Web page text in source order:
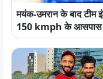
मयंक-उमरान के बाद टीम
150 kmph के आसपास